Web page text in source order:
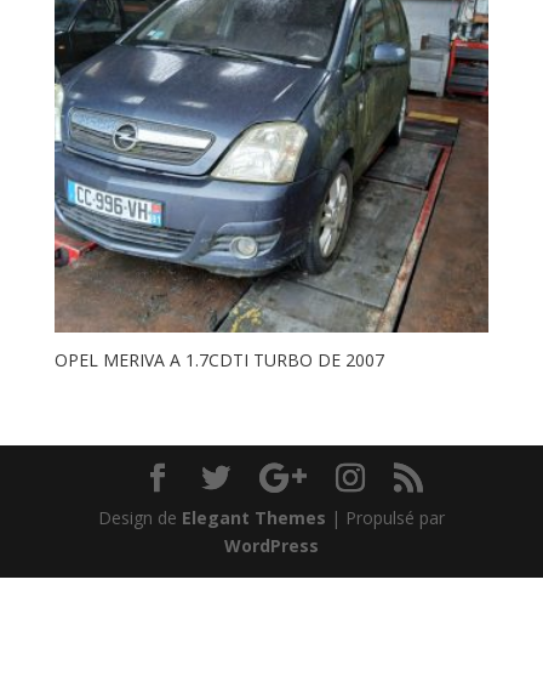
OPEL MERIVA A 1.7CDTI TURBO DE 2007
Design de Elegant Themes | Propulsé par
WordPress